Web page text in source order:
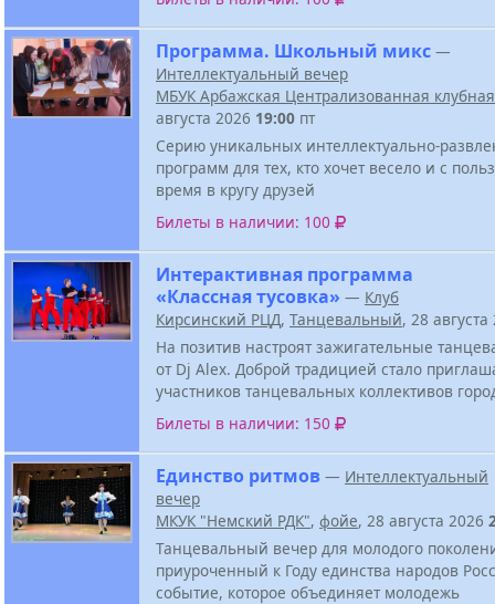
Программа. Школьный микс —
Интеллектуальный вечер
МБУК Арбажская Централизованная
августа 2026 19:00 пт
Серию уникальных интеллектуально-
программ для тех, кто хочет весело и с
время в кругу друзей
Билеты в наличии: 100
Интерактивная программа
«Классная тусовка» — Клуб
Кирсинский РЦД, Танцевальный, 28
На позитив настроят зажигательные
от Dj Alex. Доброй традицией стало
участников танцевальных коллективов
Билеты в наличии: 150
Единство ритмов — Интеллектуальный
вечер
МКУК "Немский РДК", фойе, 28 августа 2026
Танцевальный вечер для молодого
приуроченный к Году единства народов
событие, которое объединяет молодежь